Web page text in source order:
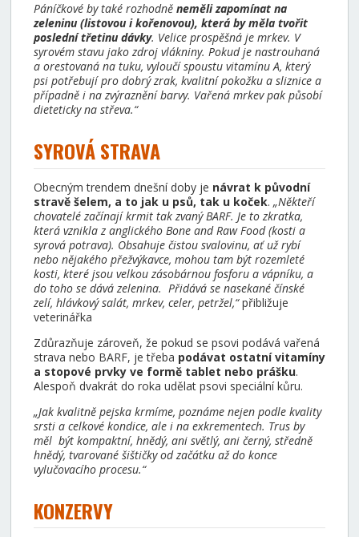
Páníčkové by také rozhodně neměli zapomínat na
zeleninu (listovou i kořenovou), která by měla tvořit
poslední třetinu dávky. Velice prospěšná je mrkev. V
syrovém stavu jako zdroj vlákniny. Pokud je nastrouhaná
a orestovaná na tuku, vyloučí spoustu vitamínu A, který
psi potřebují pro dobrý zrak, kvalitní pokožku a sliznice a
případně i na zvýraznění barvy. Vařená mrkev pak působí
dieteticky na střeva.“
SYROVÁ STRAVA
Obecným trendem dnešní doby je návrat k původní
stravě šelem, a to jak u psů, tak u koček. „Někteří
chovatelé začínají krmit tak zvaný BARF. Je to zkratka,
která vznikla z anglického Bone and Raw Food (kosti a
syrová potrava). Obsahuje čistou svalovinu, ať už rybí
nebo nějakého přežvýkavce, mohou tam být rozemleté
kosti, které jsou velkou zásobárnou fosforu a vápníku, a
do toho se dává zelenina. Přidává se nasekané čínské
zelí, hlávkový salát, mrkev, celer, petržel,“přibližuje
veterinářka
Zdůrazňuje zároveň, že pokud se psovi podává vařená
strava nebo BARF, je třeba podávat ostatní vitamíny
a stopové prvky ve formě tablet nebo prášku.
Alespoň dvakrát do roka udělat psovi speciální kůru.
„Jak kvalitně pejska krmíme, poznáme nejen podle kvality
srsti a celkové kondice, ale i na exkrementech. Trus by
měl být kompaktní, hnědý, ani světlý, ani černý, středně
hnědý, tvarované šištičky od začátku až do konce
vylučovacího procesu.“
KONZERVY